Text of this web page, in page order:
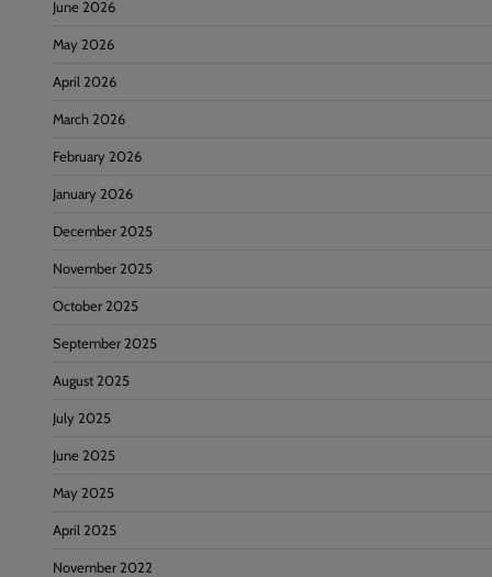
June 2026
May 2026
April 2026
March 2026
February 2026
January 2026
December 2025
November 2025
October 2025
September 2025
August 2025
July 2025
June 2025
May 2025
April 2025
November 2022